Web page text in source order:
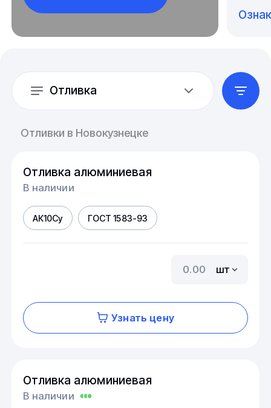
Отливка
Отливки в Новокузнецке
Отливка алюминиевая
В наличии
АК10Су ГОСТ 1583-93
шт
Узнать цену
Отливка алюминиевая
В наличии